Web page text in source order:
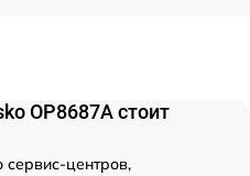
OP8687A стоит
центров,